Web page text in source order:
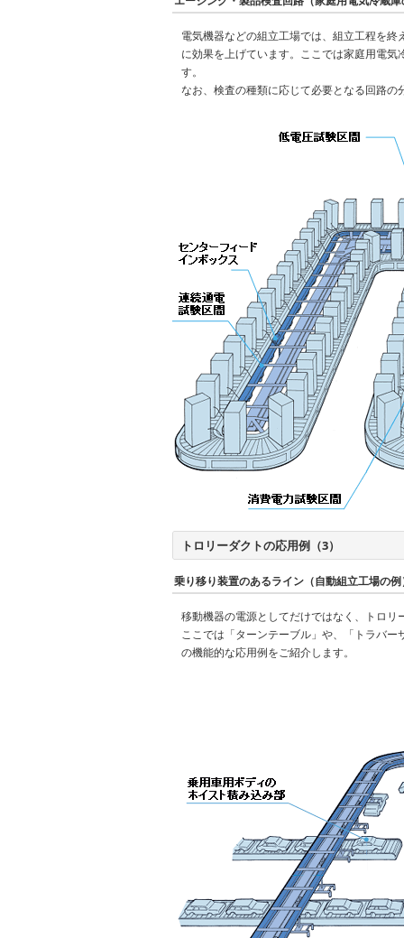
電気機器などの組立工場では、組立工程を
に効果を上げています。ここでは家庭用電
す。
なお、検査の種類に応じて必要となる回路
トロリーダクトの応用例（3）
乗り移り装置のあるライン（自動組立工場の例
移動機器の電源としてだけではなく、トロ
ここでは「ターンテーブル」や、「トラバ
の機能的な応用例をご紹介します。